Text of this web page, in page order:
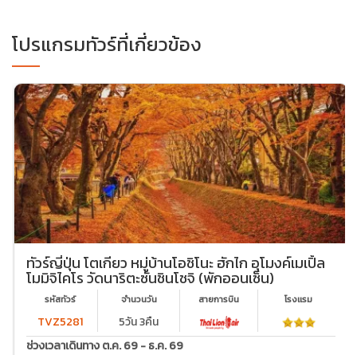
โปรแกรมทัวร์ที่เกี่ยวข้อง
ทัวร์ญี่ปุ่น โตเกียว หมู่บ้านโอชิโนะ ฮักไก อุโมงค์เมเปิ้ล
โมมิจิไคโร วัดนาริตะซันชินโชจิ (พักออนเซ็น)
รหัสทัวร์
TVZ5281
จำนวนวัน
5วัน 3คืน
สายการบิน โรงเเรม
ช่วงเวลาเดินทาง ต.ค. 69 - ธ.ค. 69